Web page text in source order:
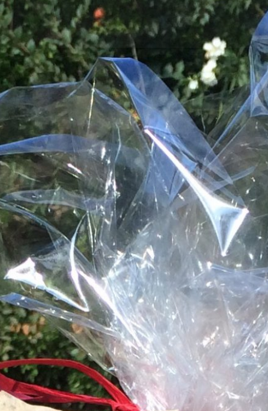
הכרחי
את
העוגיות
האלה
אי
אפשר
לכבות,
חיוניות
בשביל
שהאתר
יעבוד
כמו
שצריך.
סטטיסטיקה
ואנליזות